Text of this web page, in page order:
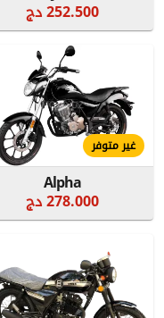
252.500 دج
غير متوفر
Alpha
278.000 دج